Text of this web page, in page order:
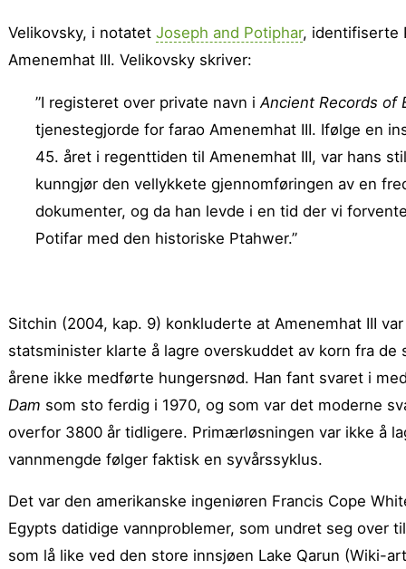
Velikovsky, i notatet Joseph and Potiphar, identifiserte
Amenemhat III. Veli­kovsky skriver:
”I registeret over private navn iAncient Records of
tjenestegjorde for farao Amenemhat III. Ifølge en
45. året i regenttiden til Amenemhat III, var hans
kunngjør den vellykkete gjennomføringen av en
dokumenter, og da han levde i en tid der vi
Potifar med den historiske Ptahwer.”
Sitchin (2004, kap. 9) konkluderte at Amenemhat III
statsminister klarte å lagre overskuddet av korn fra
årene ikke medførte hungersnød. Han fant svaret i
Dam som sto ferdig i 1970, og som var det moderne
overfor 3800 år tidligere. Primærløsningen var ikke å
vann­mengde følger faktisk en syvårssyklus.
Det var den amerikanske ingeniøren Francis Cope
Egypts datidige vannproblemer, som undret seg over
som lå like ved den store innsjøen Lake Qarun (Wiki-